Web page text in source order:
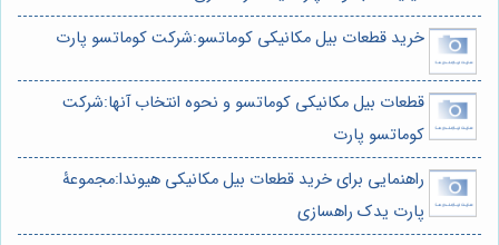
خرید قطعات بیل مکانیکی کوماتسو:شرکت کوماتسو پارت
قطعات بیل مکانیکی کوماتسو و نحوه انتخاب آنها:شرکت
کوماتسو پارت
راهنمایی برای خرید قطعات بیل مکانیکی هیوندا:مجموعۀ
پارت یدک راهسازی